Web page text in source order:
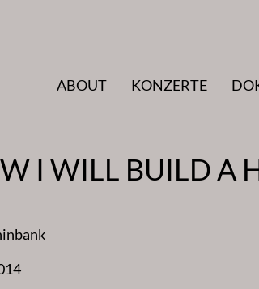
ABOUT
KONZERTE
I WILL BUILD A